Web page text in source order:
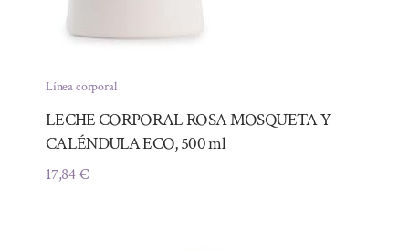
Línea corporal
LECHE CORPORAL ROSA MOSQUETA Y
CALÉNDULA ECO, 500 ml
17,84€